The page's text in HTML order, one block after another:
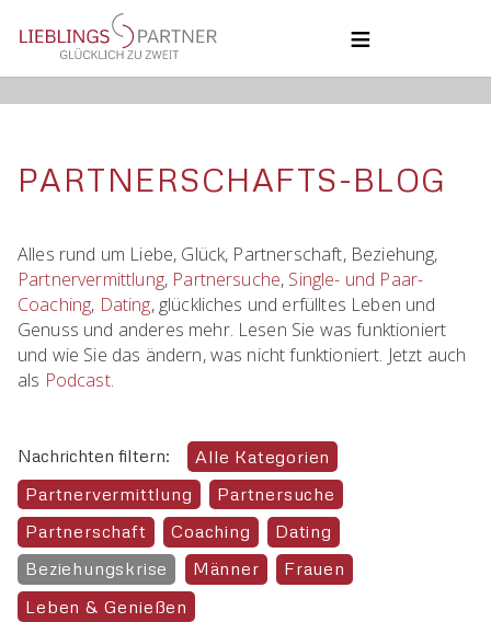
NAVIGATION
ÜBERSPRINGEN
HOME
ÜBER UNS
PARTNERSCHAFTS-BLOG
Alles rund um Liebe, Glück, Partnerschaft, Beziehung,
Partnervermittlung, Partnersuche, Single- und Paar-
Coaching, Dating, glückliches und erfülltes Leben und
Genuss und anderes mehr. Lesen Sie was funktioniert
und wie Sie das ändern, was nicht funktioniert. Jetzt auch
als Podcast.
Nachrichten filtern:
Alle Kategorien
Partnervermittlung
Partnersuche
Partnerschaft
Coaching
Dating
Beziehungskrise
Männer
Frauen
Leben & Genießen